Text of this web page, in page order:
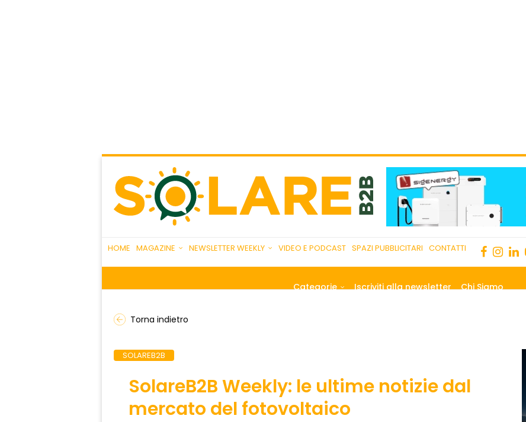
HOME MAGAZINE NEWSLETTER WEEKLY VIDEO E PODCAST SPAZI PUBBLICITARI CONTATTI
Categorie Iscriviti alla newsletter Chi Siamo
Torna indietro
SOLAREB2B
SolareB2B Weekly: le ultime notizie dal
mercato del fotovoltaico